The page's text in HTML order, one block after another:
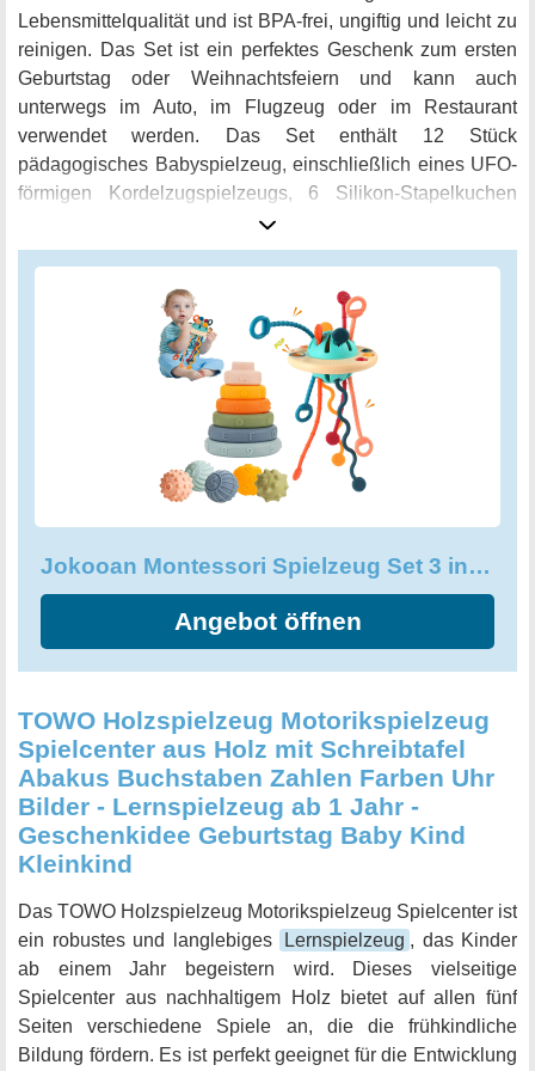
Lebensmittelqualität und ist BPA-frei, ungiftig und leicht zu
reinigen. Das Set ist ein perfektes Geschenk zum ersten
Geburtstag oder Weihnachtsfeiern und kann auch
unterwegs im Auto, im Flugzeug oder im Restaurant
verwendet werden. Das Set enthält 12 Stück
pädagogisches Babyspielzeug, einschließlich eines UFO-
förmigen Kordelzugspielzeugs, 6 Silikon-Stapelkuchen
und 5 weiche Silikon-Sensorbälle. Die Spielzeuge in
diesem Set fördern Feinmotorik,
Formen, Texturen, Zahlen und Zuordnung von Formen zu
lernen. Und dazu sind sie auch noch sehr weich und
perfekt zum Beißspielzeug geeignet. Die weichen Silikon-
Spielzeuge eignen sich auch perfekt für die frühe
Bewusstseinsentwicklung von Babys zwischen 6 und 12
Monaten. Sie erholen sich schnell, wenn sie flachgedrückt
werden, und geben gleichzeitig einen kleinen Piepton ab,
um die Aufmerksamkeit Ihres Babys zu erregen. Alles in
perfekte Kombination aus Qualität, Vielseitigkeit und einer
breiten Palette von Vorteilen für Kleinkinder und ihre
Eltern. Es ist ein absolut einzigartiges und unverzichtbares
pädagogisches Spielzeug, das geschickt entwickelt wurde,
erfüllen und zu fördern.
Jokooan Montessori Spielzeug Set 3 in 1, STEM Motorikwürfel Lernspiele
Angebot öffnen
TOWO Holzspielzeug Motorikspielzeug
Spielcenter aus Holz mit Schreibtafel
Abakus Buchstaben Zahlen Farben Uhr
Bilder - Lernspielzeug ab 1 Jahr -
Geschenkidee Geburtstag Baby Kind
Kleinkind
Das TOWO Holzspielzeug Motorikspielzeug Spielcenter ist
ein robustes und langlebiges
Lernspielzeug , das Kinder
ab einem Jahr begeistern wird. Dieses vielseitige
Spielcenter aus nachhaltigem Holz bietet auf allen fünf
Seiten verschiedene Spiele an, die die frühkindliche
Bildung fördern. Es ist perfekt geeignet für die Entwicklung